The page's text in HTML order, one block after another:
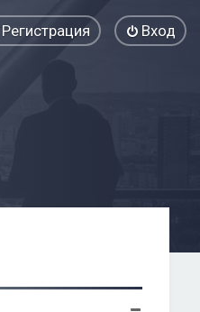
Вход
Регистрация